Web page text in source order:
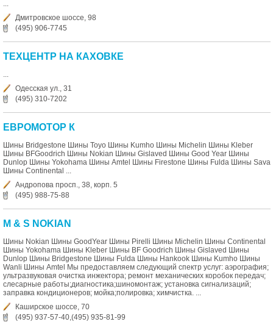
Дмитровское шоссе, 98
(495) 906-7745
ТЕХЦЕНТР НА КАХОВКЕ
Одесская ул., 31
(495) 310-7202
ЕВРОМОТОР К
Шины Bridgestone Шины Toyo Шины Kumho Шины Michelin Шины Kleber
Шины BFGoodrich Шины Nokian Шины Gislaved Шины Good Year Шины
Dunlop Шины Yokohama Шины Amtel Шины Firestone Шины Fulda Шины Sava
Шины Continental ...
Андропова просп., 38, корп. 5
(495) 988-75-88
M & S NOKIAN
Шины Nokian Шины GoodYear Шины Pirelli Шины Michelin Шины Continental
Шины Yokohama Шины Kleber Шины BF Goodrich Шины Gislaved Шины
Dunlop Шины Bridgestone Шины Fulda Шины Hankook Шины Kumho Шины
Wanli Шины Amtel Мы предоставляем следующий спектр услуг: аэрография;
ультразвуковая очистка инжектора; ремонт механических коробок передач;
слесарные работы;диагностика;шиномонтаж; установка сигнализаций;
заправка кондиционеров; мойка;полировка; химчистка. ...
Каширское шоссе, 70
(495) 937-57-40,(495) 935-81-99